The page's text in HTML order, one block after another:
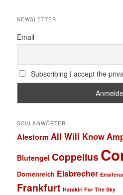
NEWSLETTER
Email
Subscribing I accept the
SCHLAGWÖRTER
Alestorm All Will Know
Blutengel Coppelius
Dornenreich Eisbrecher
Frankfurt Harakiri For The Sky